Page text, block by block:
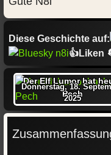
Diese Geschichte auf:
👍Liken
Der Elf Lumor hat
Pech
Donnerstag, 18.
2025